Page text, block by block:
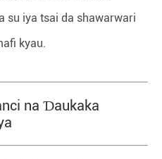
su iya tsai da shawarwari
kyau.
na Ɗaukaka